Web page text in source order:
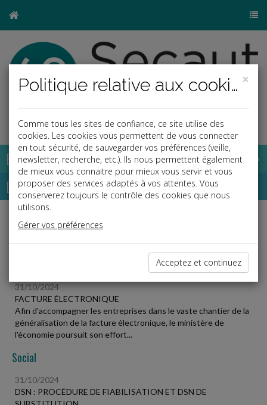
Base documentaire
Dépêches
Liste des dernières dépêches
31/10/2024
FACTURE ÉLECTRONIQUE
Afin d'accompagner les entreprises dans le vaste chantier de la
généralisation de la facture électronique, le ministère de
l'économie poursuit son effort...
Social
31/10/2024
DSN : PROCÉDURE DE FIABILISATION ET DSN DE
×
Politique relative aux cookies
Comme tous les sites de confiance, ce site utilise des
cookies. Les cookies vous permettent de vous connecter
en tout sécurité, de sauvegarder vos préférences (veille,
newsletter, recherche, etc.). Ils nous permettent également
de mieux vous connaitre pour mieux vous servir et vous
proposer des services adaptés à vos attentes. Vous
conserverez toujours le contrôle des cookies que nous
utilisons.
Gérer vos préférences
Acceptez et continuez